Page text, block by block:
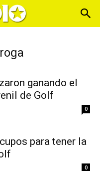
ganando el
de Golf
0
para tener la
0